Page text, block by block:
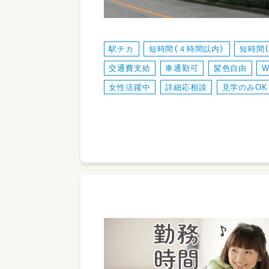
駅チカ 短時間（４時間以内） 短時間
交通費支給 車通勤可 髪色自由
女性活躍中 詳細応相談 見学のみOK